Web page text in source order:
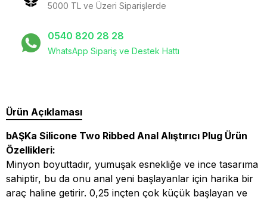
5000 TL ve Üzeri Siparişlerde
0540 820 28 28
WhatsApp Sipariş ve Destek Hattı
Ürün Açıklaması
bAŞKa Silicone Two Ribbed Anal Alıştırıcı Plug Ürün
Özellikleri:
Minyon boyuttadır, yumuşak esnekliğe ve ince tasarıma
sahiptir, bu da onu anal yeni başlayanlar için harika bir
araç haline getirir. 0,25 inçten çok küçük başlayan ve